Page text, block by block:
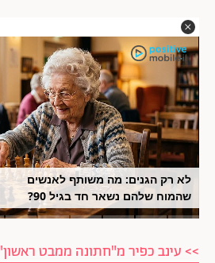
לא רק הגנים: מה משותף לאנשים
שהמוח שלהם נשאר חד בגיל 90?
>> עינב כפיר מ"חתונה ממבט